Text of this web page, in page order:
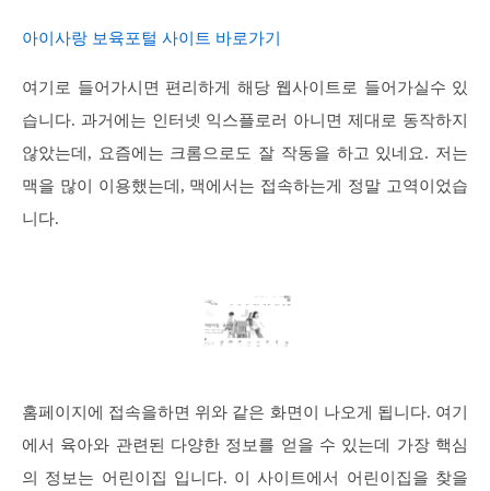
아이사랑 보육포털 사이트 바로가기
여기로 들어가시면 편리하게 해당 웹사이트로 들어가실수 있
습니다. 과거에는 인터넷 익스플로러 아니면 제대로 동작하지
않았는데, 요즘에는 크롬으로도 잘 작동을 하고 있네요. 저는
맥을 많이 이용했는데, 맥에서는 접속하는게 정말 고역이었습
니다.
홈페이지에 접속을하면 위와 같은 화면이 나오게 됩니다. 여기
에서 육아와 관련된 다양한 정보를 얻을 수 있는데 가장 핵심
의 정보는 어린이집 입니다. 이 사이트에서 어린이집을 찾을